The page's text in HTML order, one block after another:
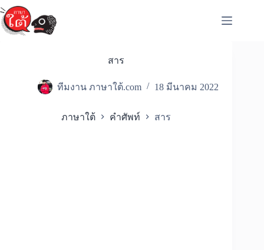
Skip
to
content
สาร
ทีมงาน ภาษาใต้.com 18 มีนาคม 2022
ภาษาใต้ คำศัพท์ สาร